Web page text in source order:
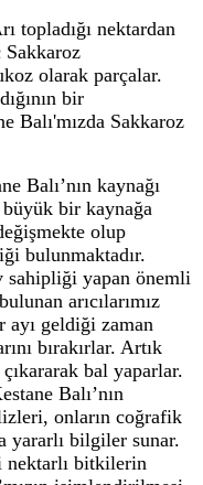
topladığı nektardan
Sakkaroz
olarak parçalar.
bir
Balı'mızda Sakkaroz
Balı’nın kaynağı
bir kaynağa
olup
bulunmaktadır.
sahipliği yapan önemli
arıcılarımız
ayı geldiği zaman
bırakırlar. Artık
bal yaparlar.
Balı’nın
onların coğrafik
yararlı bilgiler sunar.
nektarlı bitkilerin